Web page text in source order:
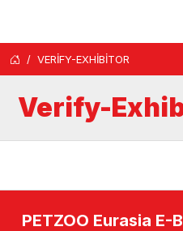
VERİFY-EXHİBİTOR
Verify-
PETZOO Eurasia E-